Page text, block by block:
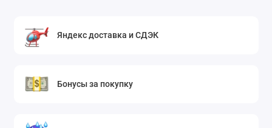
Яндекс доставка и СДЭК
Бонусы за покупку